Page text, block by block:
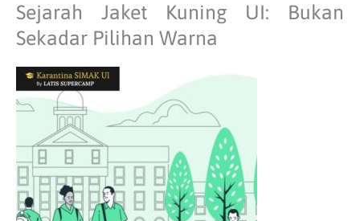
Sejarah Jaket Kuning UI: Bukan
Sekadar Pilihan Warna